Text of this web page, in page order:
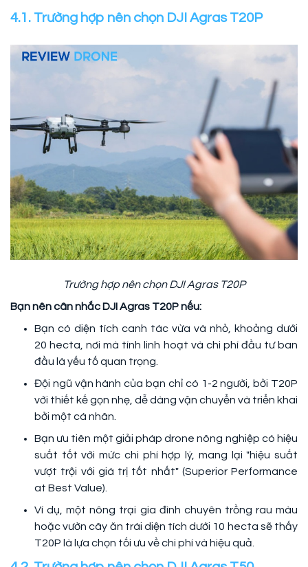
4.1. Trường hợp nên chọn DJI Agras T20P
Trường hợp nên chọn DJI Agras T20P
Bạn nên cân nhắc DJI Agras T20P nếu:
Bạn có diện tích canh tác vừa và nhỏ, khoảng dưới
20 hecta, nơi mà tính linh hoạt và chi phí đầu tư ban
đầu là yếu tố quan trọng.
Đội ngũ vận hành của bạn chỉ có 1-2 người, bởi T20P
với thiết kế gọn nhẹ, dễ dàng vận chuyển và triển khai
bởi một cá nhân.
Bạn ưu tiên một giải pháp drone nông nghiệp có hiệu
suất tốt với mức chi phí hợp lý, mang lại "hiệu suất
vượt trội với giá trị tốt nhất" (Superior Performance
at Best Value).
Ví dụ, một nông trại gia đình chuyên trồng rau màu
hoặc vườn cây ăn trái diện tích dưới 10 hecta sẽ thấy
T20P là lựa chọn tối ưu về chi phí và hiệu quả.